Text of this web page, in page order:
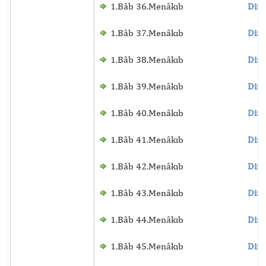
1.Bâb 36.Menâkıb
1.Bâb 37.Menâkıb
1.Bâb 38.Menâkıb
1.Bâb 39.Menâkıb
1.Bâb 40.Menâkıb
1.Bâb 41.Menâkıb
1.Bâb 42.Menâkıb
1.Bâb 43.Menâkıb
1.Bâb 44.Menâkıb
1.Bâb 45.Menâkıb